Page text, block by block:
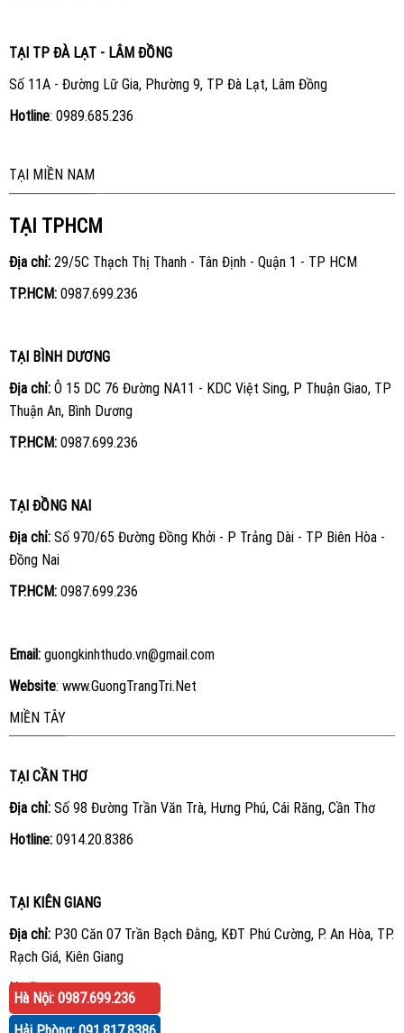
TẠI TP ĐÀ LẠT - LÂM ĐỒNG
Số 11A - Đường Lữ Gia, Phường 9, TP Đà Lạt, Lâm Đồng
Hotline: 0989.685.236
TẠI MIỀN NAM
TẠI TPHCM
Địa chỉ:29/5C Thạch Thị Thanh - Tân Định - Quận 1 - TP HCM
TP.HCM: 0987.699.236
TẠI BÌNH DƯƠNG
Địa chỉ:Ô 15 DC 76 Đường NA11 - KDC Việt Sing, P Thuận Giao, TP
Thuận An, Bình Dương
TP.HCM: 0987.699.236
TẠI ĐỒNG NAI
Địa chỉ:Số 970/65 Đường Đồng Khởi - P Trảng Dài - TP Biên Hòa -
Đồng Nai
TP.HCM: 0987.699.236
Email:guongkinhthudo.vn@gmail.com
Website: www.GuongTrangTri.Net
MIỀN TÂY
TẠI CẦN THƠ
Địa chỉ:Số 98 Đường Trần Văn Trà, Hưng Phú, Cái Răng, Cần Thơ
Hotline: 0914.20.8386
TẠI KIÊN GIANG
Địa chỉ:P30 Căn 07 Trần Bạch Đằng, KĐT Phú Cường, P. An Hòa, TP.
Rạch Giá, Kiên Giang
Hotline: 0914.20.8386
Hà Nội: 0987.699.236